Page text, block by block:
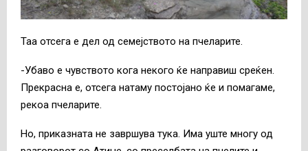
Таа отсега е дел од семејството на пчеларите.
-Убаво е чувството кога некого ќе направиш среќен.
Прекрасна е, отсега натаму постојано ќе и помагаме,
рекоа пчеларите.
Но, приказната не завршува тука. Има уште многу од